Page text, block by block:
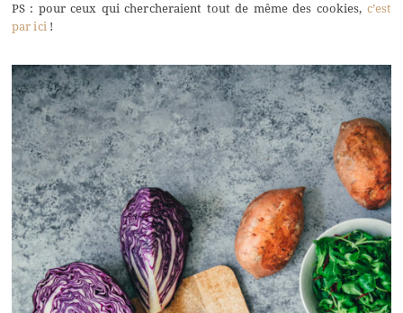
PS : pour ceux qui chercheraient tout de même des cookies, c’est
par ici!